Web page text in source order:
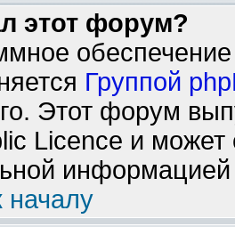
этот форум?
Группой
Этот форум
Licence и может
началу